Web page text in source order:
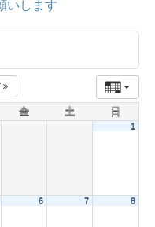
いします
金 土 日
1
6 7 8